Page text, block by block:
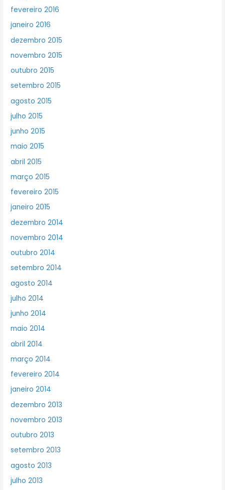
fevereiro 2016
janeiro 2016
dezembro 2015
novembro 2015
outubro 2015
setembro 2015
agosto 2015
julho 2015
junho 2015
maio 2015
abril 2015
março 2015
fevereiro 2015
janeiro 2015
dezembro 2014
novembro 2014
outubro 2014
setembro 2014
agosto 2014
julho 2014
junho 2014
maio 2014
abril 2014
março 2014
fevereiro 2014
janeiro 2014
dezembro 2013
novembro 2013
outubro 2013
setembro 2013
agosto 2013
julho 2013